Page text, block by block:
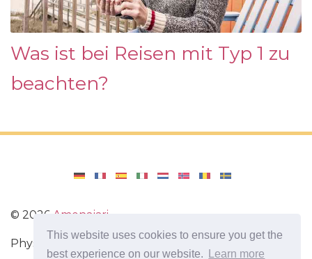
This website uses cookies to ensure you get the
best experience on our website.
Learn more
Was ist bei Reisen mit Typ 1 zu
beachten?
© 2026 Amenajari
Physische Übungen. Diäten und Rezepte für eine